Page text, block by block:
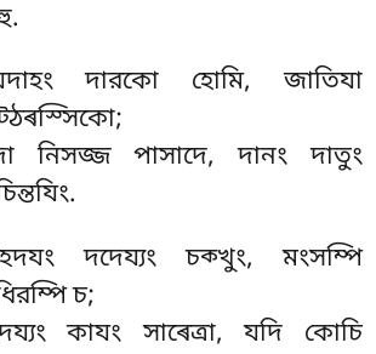
দারকো হোমি, জাতিযা
নিসজ্জ পাসাদে, দানং দাতুং
দদেয্যং চক্খুং, মংসম্পি
চ;
কাযং সাৰেত্ৰা, যদি কোচি